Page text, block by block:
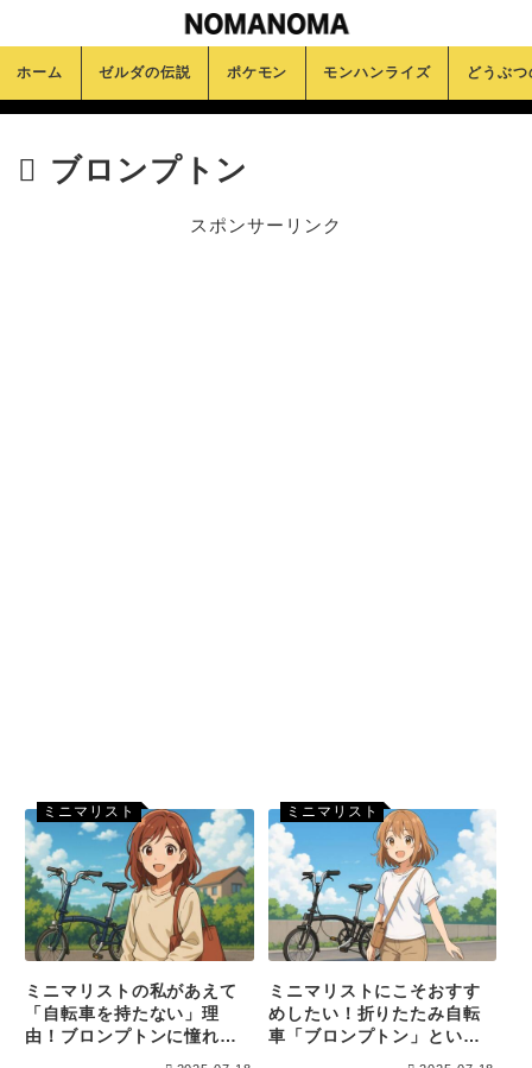
ホーム ゼルダの伝説 ポケモン モンハンライズ どうぶつ
ブロンプトン
スポンサーリンク
ミニマリスト
ミニマリストの私があえて
「自転車を持たない」理
由！ブロンプトンに憧れつ
ミニマリスト
ミニマリストにこそおすす
めしたい！折りたたみ自転
車「ブロンプトン」という